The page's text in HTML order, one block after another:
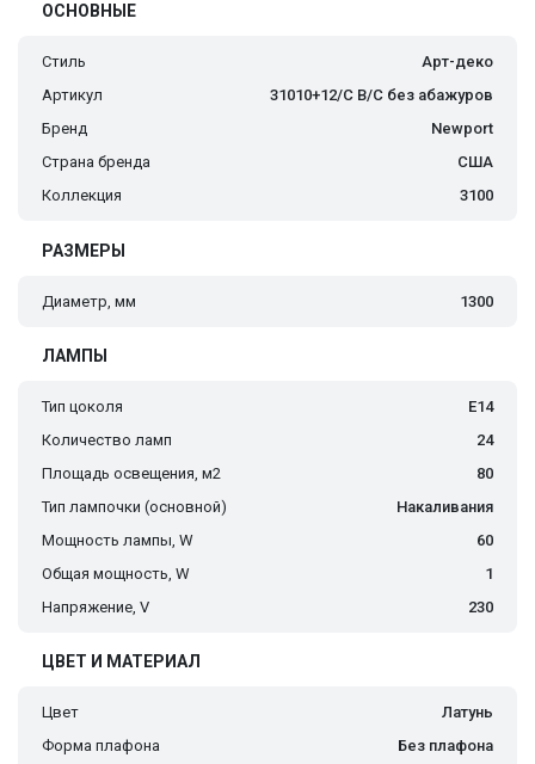
ОСНОВНЫЕ
Стиль
Арт-деко
Артикул
31010+12/C B/C без абажуров
Бренд
Newport
Страна бренда
США
Коллекция
3100
РАЗМЕРЫ
Диаметр, мм 1300
ЛАМПЫ
Тип цоколя
E14
Количество ламп
24
Площадь освещения, м2
80
Тип лампочки (основной)
Накаливания
Мощность лампы, W
60
Общая мощность, W
1
Напряжение, V
230
ЦВЕТ И МАТЕРИАЛ
Цвет
Латунь
Форма плафона
Без плафона